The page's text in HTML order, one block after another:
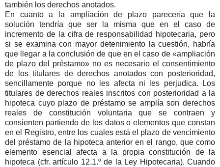
también los derechos anotados.
En cuanto a la ampliación de plazo parecería que la
solución tendría que ser la misma que en el caso de
incremento de la cifra de responsabilidad hipotecaria, pero
si se examina con mayor detenimiento la cuestión, habría
que llegar a la conclusión de que en el caso de «ampliación
de plazo del préstamo» no es necesario el consentimiento
de los titulares de derechos anotados con posterioridad,
sencillamente porque no les afecta ni les perjudica. Los
titulares de derechos reales inscritos con posterioridad a la
hipoteca cuyo plazo de préstamo se amplía son derechos
reales de constitución voluntaria que se contraen y
consienten partiendo de los datos o elementos que constan
en el Registro, entre los cuales está el plazo de vencimiento
del préstamo de la hipoteca anterior en el rango, que como
elemento esencial afecta a la propia constitución de la
hipoteca (cfr. artículo 12.1.º de la Ley Hipotecaria). Cuando